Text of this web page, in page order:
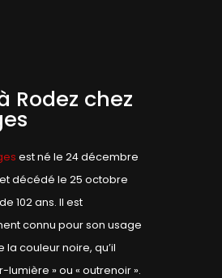
Rodez chez
est né le 24 décembre
et décédé le 25 octobre
102 ans. Il est
connu pour son usage
la couleur noire, qu’il
lumière » ou « outrenoir ».